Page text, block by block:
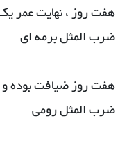
هفت روز ، نهایت عمر
ضرب المثل برمه ای
هفت روز ضیافت
ضرب المثل رومی